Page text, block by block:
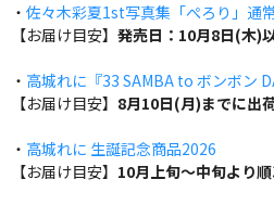
・ 佐々木彩夏1st写真集「ぺろり」通
【お届け目安】 発売日：10月8日(木)
・ 高城れに『33 SAMBA to ボンボン
【お届け目安】 8月10日(月)までに出
・ 高城れに 生誕記念商品2026
【お届け目安】 10月上旬～中旬より